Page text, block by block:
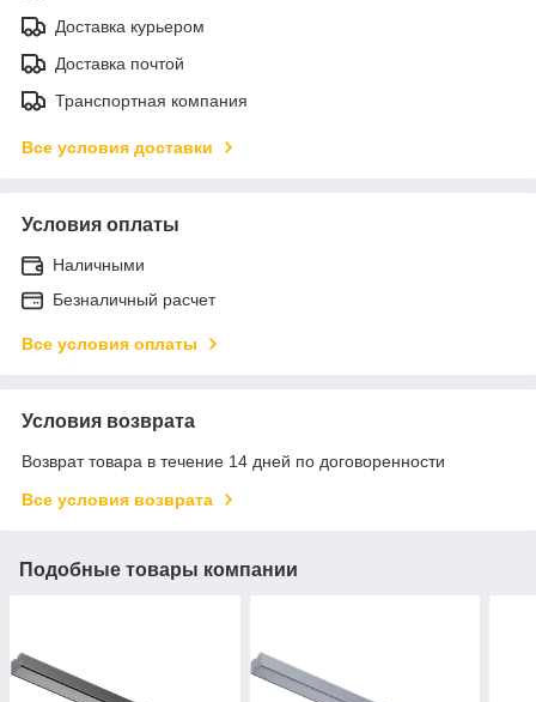
Доставка курьером
Доставка почтой
Транспортная компания
Все условия доставки
Условия оплаты
Наличными
Безналичный расчет
Все условия оплаты
Условия возврата
Возврат товара в течение 14 дней по договоренности
Все условия возврата
Подобные товары компании